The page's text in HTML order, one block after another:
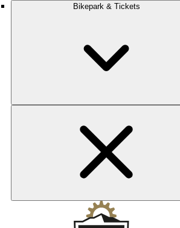
Bikepark & Tickets